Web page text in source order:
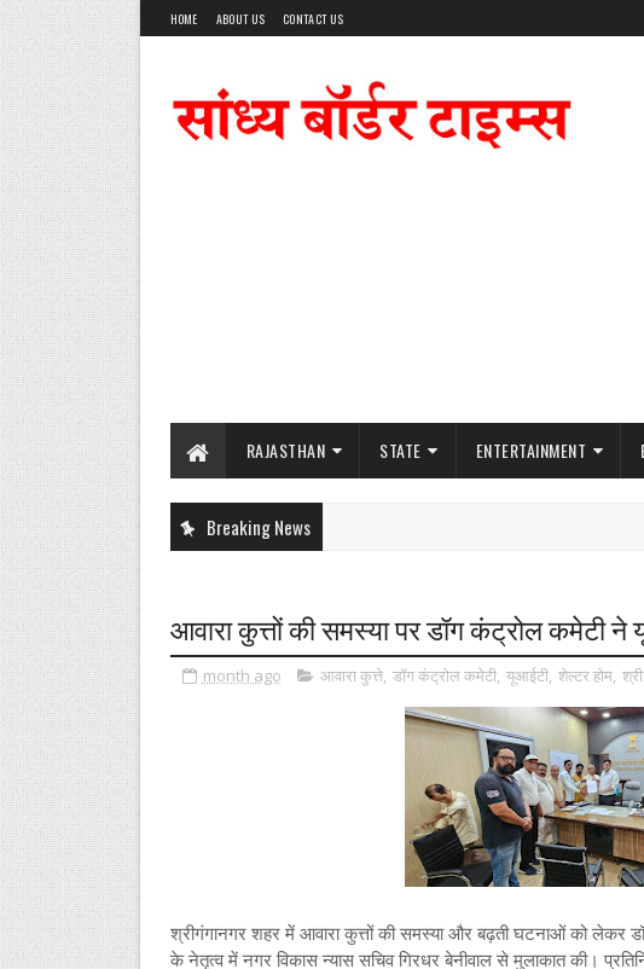
HOME ABOUT US CONTACT US
RAJASTHAN STATE ENTERTAINMENT
Breaking News
आवारा कुत्तों की समस्या पर डॉग कंट्रोल कमेटी
month ago आवारा कुत्ते, डॉग कंट्रोल कमेटी, यूआईटी, शेल्टर होम,
श्रीगंगानगर शहर में आवारा कुत्तों की समस्या और बढ़ती घटनाओं को लेकर
के नेतृत्व में नगर विकास न्यास सचिव गिरधर बेनीवाल से मुलाकात की।